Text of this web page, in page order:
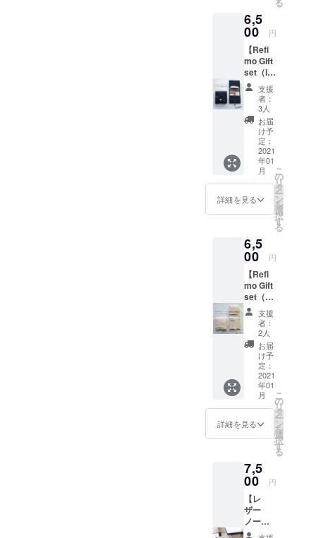
は、
「OK
フール
ス紙」
心地よ
い滑ら
かな書
き心
地。万
年筆、
ボール
ペン、
鉛筆と
も相性
が良く
正の優
れた紙
かすと
レイド
（縦の
ライ
ン）と
ウォー
ター
マーク
が紙面
のどこ
かに現
れま
す。
「フー
ルス
パー」
の愛称
きの
方々に
親しま
れてい
ます。
鉛筆、
ボール
むほど
に味わ
いとツ
ヤが増
してい
きま
す。
ホック
がデザ
インの
アクセ
ントに
なって
いま
す。 カ
入れて
持ち運
ちょう
ど良い
大きさ
です。
コンパ
クトさ
と記入
できる
容量の
バラン
スが取
れた当
店人気
No.1、
B6サイ
ノート
の中用
況によ
り変更
します
ことを
ご了承
くださ
いた方
のお名
前（イ
ニシャ
ル）を
記入さ
せて頂
きま
す。 ①
持ち手
がつい
てバッ
クみた
いな革
表紙B6
サイズ
のノー
は、本
牛革
（日本
産天然
皮革の
姫路レ
ザー、
ナチュ
ラル）
です。
革は、
使い込
むほど
に味わ
いとツ
してい
きま
入れて
持ち運
びをす
るのに
ちょう
ど良い
下敷き
兼留め
具付き
とお礼
のメッ
セージ
②こど
も達へ
ノート
を１冊
お贈り
しま
す。 こ
ども達
へ贈る
ノート
には、
のお名
前（イ
ニシャ
ル）を
記入さ
せて頂
きま
す。 ①
表紙
は、本
牛革
（日本
産天然
皮革の
姫路レ
ザー）
です。
す。 革
は、使
い込む
ほどに
味わい
とツヤ
6,5
00 円
【Refi
mo Gift
set（in
digo
DENIM
セッ
ト）と
お礼の
メッ
セージ
＋こど
も達へ
ノート
１冊】
①Refi
mo Gift
digo
DENIM
セッ
ト）と
お礼の
メッ
セージ
②こど
も達へ
ノート
を１冊
お贈り
しま
す。 こ
ども達
へ贈る
ノート
いた方
のお名
前（イ
ニシャ
ル）を
記入さ
せて頂
支援
者：
3人
お届
け予
定：
2021
年01
月
詳細を見る
こ
の
リ
タ
ー
ン
を
選
択
す
る
6,5
00 円
【Refi
mo Gift
set（w
hite
DENIM
セッ
ト）と
お礼の
メッ
セージ
＋こど
も達へ
ノート
１冊】
①Refi
mo Gift
hite
DENIM
セッ
ト）と
お礼の
メッ
セージ
支援
者：
2人
お届
け予
定：
2021
年01
月
詳細を見る
こ
の
リ
タ
ー
ン
を
選
択
す
る
7,5
00 円
【レ
ザー
ノート
（A5サ